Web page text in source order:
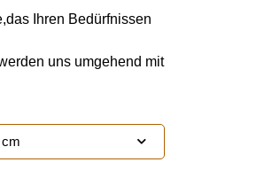
Ihren Bedürfnissen
uns umgehend mit